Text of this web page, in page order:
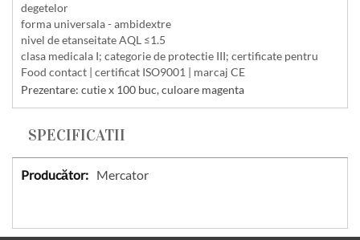
degetelor
forma universala - ambidextre
nivel de etanseitate AQL ≤1.5
clasa medicala I; categorie de protectie III; certificate pentru
Food contact | certificat ISO9001 | marcaj CE
Prezentare: cutie x 100 buc, culoare magenta
SPECIFICATII
Specificatii Mercator